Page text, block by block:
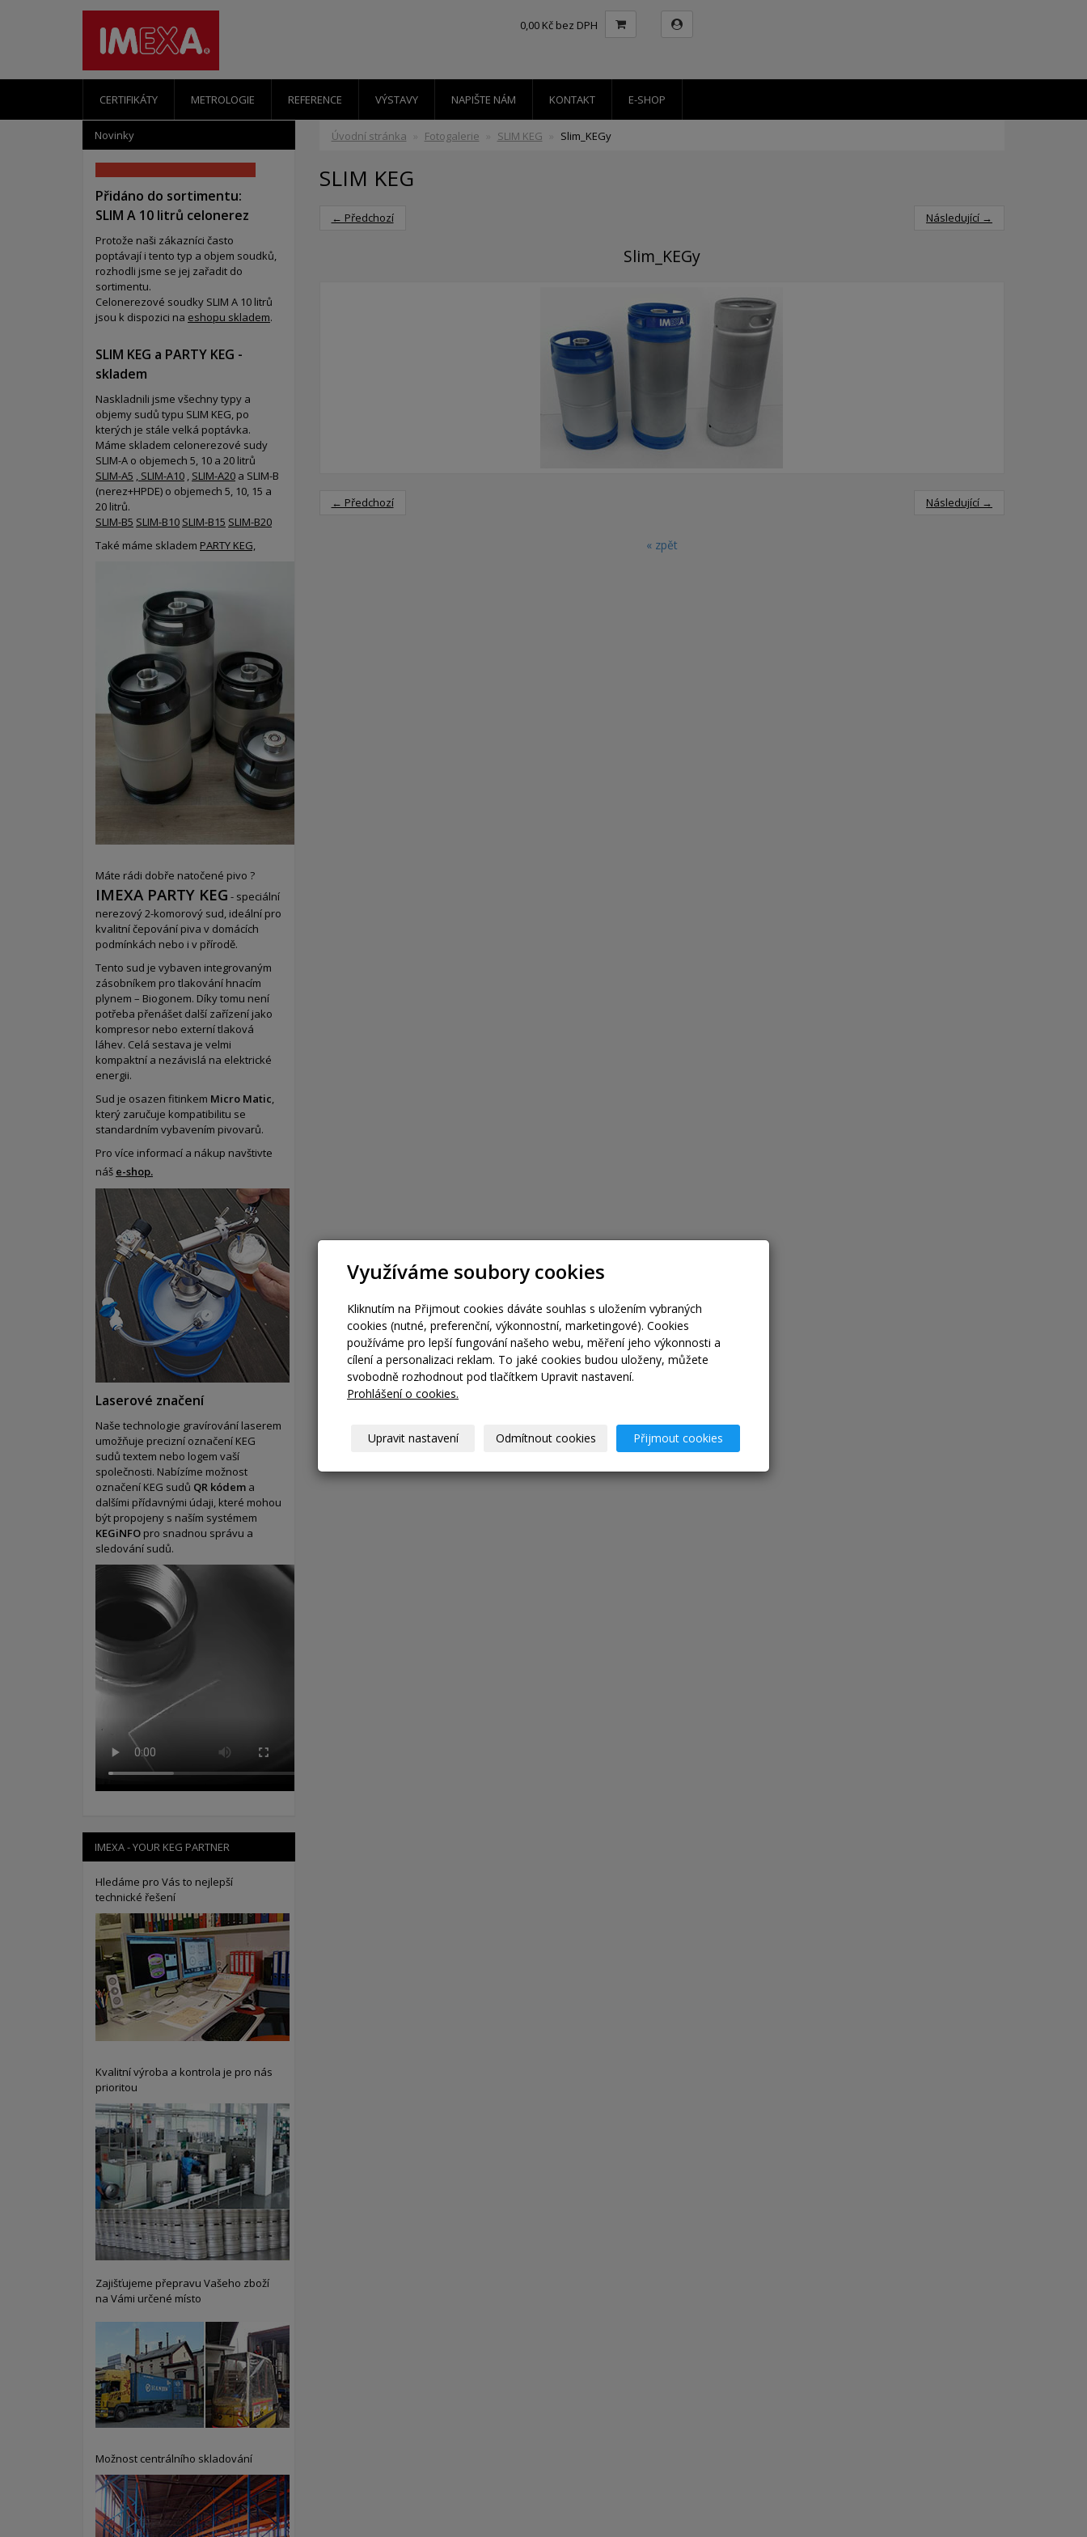
0,00 Kč bez DPH
CERTIFIKÁTY METROLOGIE REFERENCE VÝSTAVY NAPIŠTE NÁM KONTAKT E-SHOP
Úvodní stránka Fotogalerie SLIM KEG Slim_KEGy
SLIM KEG
← Předchozí Následující →
Slim_KEGy
← Předchozí Následující →
« zpět
Novinky
Přidáno do sortimentu:
SLIM A 10 litrů celonerez
Protože naši zákazníci často
poptávají i tento typ a objem soudků,
rozhodli jsme se jej zařadit do
sortimentu.
Celonerezové soudky SLIM A 10 litrů
jsou k dispozici na eshopu skladem.
SLIM KEG a PARTY KEG -
skladem
Naskladnili jsme všechny typy a
objemy sudů typu SLIM KEG, po
kterých je stále velká poptávka.
Máme skladem celonerezové sudy
SLIM-A o objemech 5, 10 a 20 litrů
SLIM-A5 , SLIM-A10 , SLIM-A20 a SLIM-B
(nerez+HPDE) o objemech 5, 10, 15 a
20 litrů.
SLIM-B5 SLIM-B10 SLIM-B15 SLIM-B20
Také máme skladem PARTY KEG,
Máte rádi dobře natočené pivo ?
IMEXA PARTY KEG - speciální
nerezový 2-komorový sud, ideální pro
kvalitní čepování piva v domácích
podmínkách nebo i v přírodě.
Tento sud je vybaven integrovaným
zásobníkem pro tlakování hnacím
plynem – Biogonem. Díky tomu není
potřeba přenášet další zařízení jako
kompresor nebo externí tlaková
láhev. Celá sestava je velmi
kompaktní a nezávislá na elektrické
energii.
Sud je osazen fitinkem Micro Matic,
který zaručuje kompatibilitu se
standardním vybavením pivovarů.
Pro více informací a nákup navštivte
náš e-shop.
Laserové značení
Naše technologie gravírování laserem
umožňuje precizní označení KEG
sudů textem nebo logem vaší
společnosti. Nabízíme možnost
označení KEG sudů QR kódem a
dalšími přídavnými údaji, které mohou
být propojeny s naším systémem
KEGiNFO pro snadnou správu a
sledování sudů.
IMEXA - YOUR KEG PARTNER
Hledáme pro Vás to nejlepší
technické řešení
Kvalitní výroba a kontrola je pro nás
prioritou
Zajišťujeme přepravu Vašeho zboží
na Vámi určené místo
Možnost centrálního skladování
Využíváme soubory cookies
Kliknutím na Přijmout cookies dáváte souhlas s uložením vybraných
cookies (nutné, preferenční, výkonnostní, marketingové). Cookies
používáme pro lepší fungování našeho webu, měření jeho výkonnosti a
cílení a personalizaci reklam. To jaké cookies budou uloženy, můžete
svobodně rozhodnout pod tlačítkem Upravit nastavení.
Prohlášení o cookies.
Upravit nastavení Odmítnout cookies Přijmout cookies